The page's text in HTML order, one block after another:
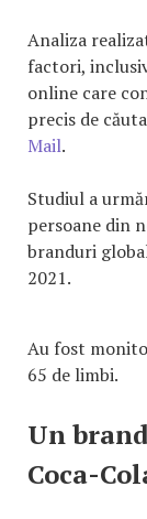
Analiza
factori,
online care
precis de
Mail.
Studiul a
persoane din
branduri
2021.
Au fost
65 de limbi.
Un
Coca-